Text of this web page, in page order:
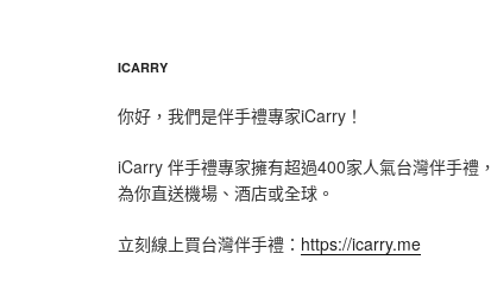
ICARRY
你好，我們是伴手禮專家iCarry！
iCarry 伴手禮專家擁有超過400家人氣台灣伴手禮，
為你直送機場、酒店或全球。
立刻線上買台灣伴手禮： https://icarry.me